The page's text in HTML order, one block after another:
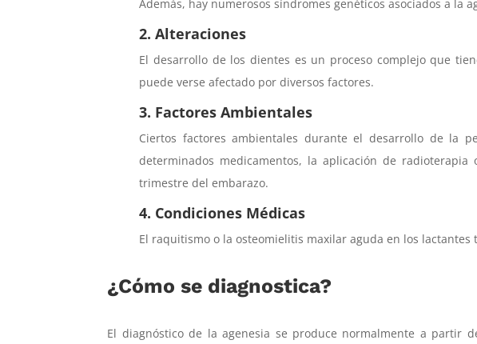
Además, hay numerosos síndromes genéticos asociados a la
2. Alteraciones
El desarrollo de los dientes es un proceso complejo que
puede verse afectado por diversos factores.
3. Factores Ambientales
Ciertos factores ambientales durante el desarrollo de la
determinados medicamentos, la aplicación de
trimestre del embarazo.
4. Condiciones Médicas
El raquitismo o la osteomielitis maxilar aguda en los lactantes
¿Cómo se diagnostica?
El diagnóstico de la agenesia se produce normalmente a partir